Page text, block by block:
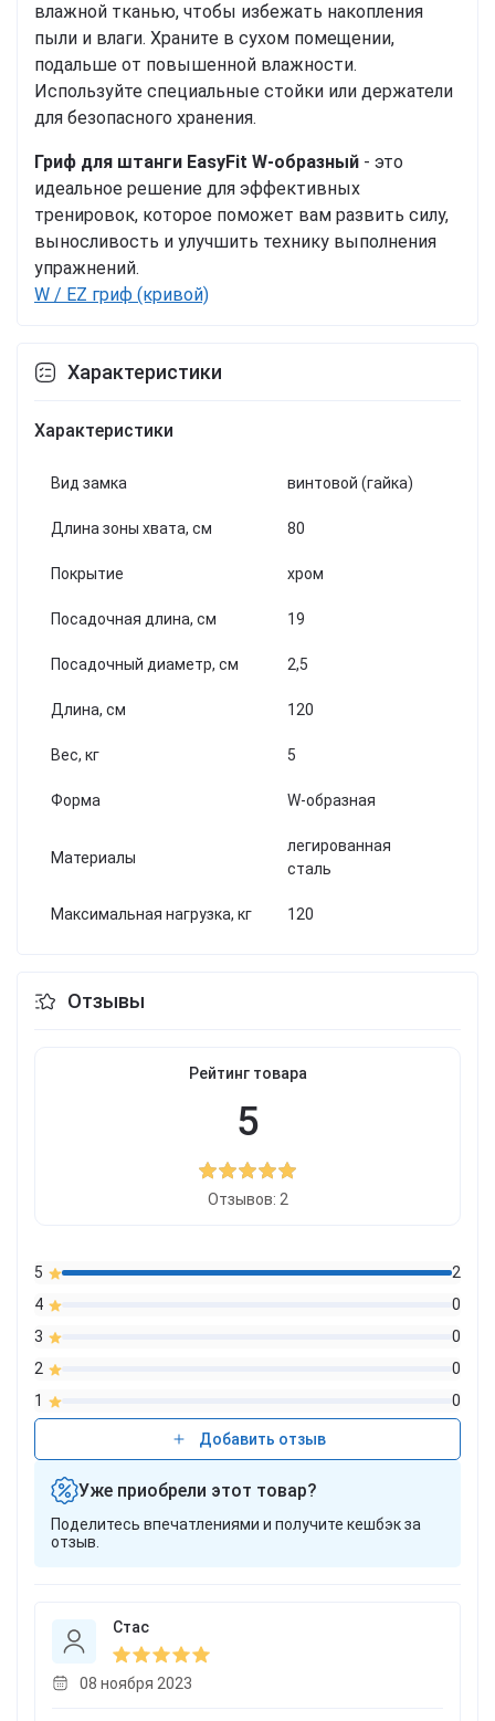
влажной тканью, чтобы избежать накопления
пыли и влаги. Храните в сухом помещении,
подальше от повышенной влажности.
Используйте специальные стойки или держатели
для безопасного хранения.
Гриф для штанги EasyFit W-образный - это
идеальное решение для эффективных
тренировок, которое поможет вам развить силу,
выносливость и улучшить технику выполнения
упражнений.
W / EZ гриф (кривой)
Характеристики
Характеристики
Вид замка винтовой (гайка)
Длина зоны хвата, см 80
Покрытие хром
Посадочная длина, см 19
Посадочный диаметр, см 2,5
Длина, см 120
Вес, кг 5
Форма W-образная
Материалы
легированная
сталь
Максимальная нагрузка, кг 120
Отзывы
Рейтинг товара
5
Отзывов: 2
5
2
4
0
3
0
2
0
1
0
Добавить отзыв
Уже приобрели этот товар?
Поделитесь впечатлениями и получите кешбэк за
отзыв.
Стас
08 ноября 2023